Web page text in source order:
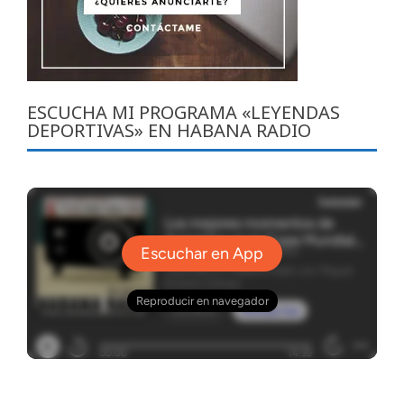
ESCUCHA MI PROGRAMA «LEYENDAS
DEPORTIVAS» EN HABANA RADIO